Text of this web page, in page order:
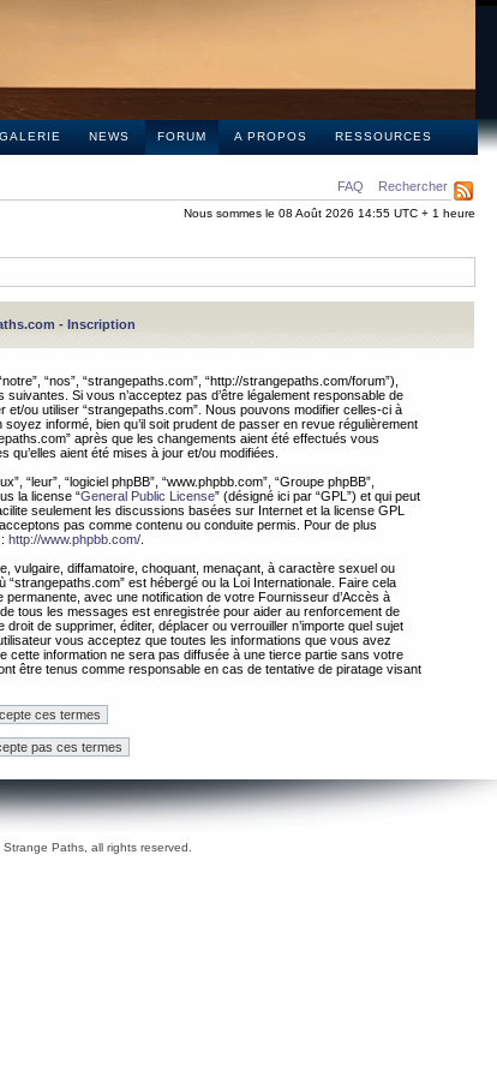
GALERIE NEWS FORUM A PROPOS RESSOURCES
FAQ Rechercher
Nous sommes le 08 Août 2026 14:55 UTC + 1 heure
- Inscription
“nos”, “strangepaths.com”, “http://strangepaths.com/forum”),
Si vous n’acceptez pas d’être légalement responsable de
ou utiliser “strangepaths.com”. Nous pouvons modifier celles-ci à
informé, bien qu’il soit prudent de passer en revue régulièrement
après que les changements aient été effectués vous
aient été mises à jour et/ou modifiées.
“leur”, “logiciel phpBB”, “www.phpbb.com”, “Groupe phpBB”,
la license “General Public License” (désigné ici par “GPL”) et qui peut
seulement les discussions basées sur Internet et la license GPL
pas comme contenu ou conduite permis. Pour de plus
http://www.phpbb.com/
vulgaire, diffamatoire, choquant, menaçant, à caractère sexuel ou
est hébergé ou la Loi Internationale. Faire cela
avec une notification de votre Fournisseur d’Accès à
tous les messages est enregistrée pour aider au renforcement de
de supprimer, éditer, déplacer ou verrouiller n’importe quel sujet
vous acceptez que toutes les informations que vous avez
cette information ne sera pas diffusée à une tierce partie sans votre
être tenus comme responsable en cas de tentative de piratage visant
Paths, all rights reserved.